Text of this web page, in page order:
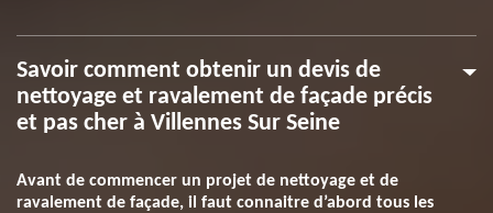
Savoir comment obtenir un devis de
nettoyage et ravalement de façade précis
et pas cher à Villennes Sur Seine
Avant de commencer un projet de nettoyage et de
ravalement de façade, il faut connaitre d’abord tous les